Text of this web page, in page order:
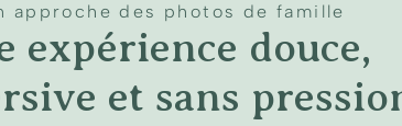
approche des photos de famille
expérience douce,
et sans